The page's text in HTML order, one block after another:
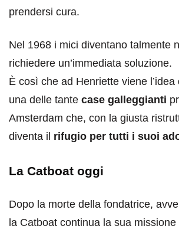
prendersi cura.
Nel 1968 i mici diventano talmente
richiedere un’immediata soluzione.
È così che ad Henriette viene
una delle tante case galleggianti
Amsterdam che, con la giusta
diventa il rifugio per tutti i suoi
La Catboat oggi
Dopo la morte della fondatrice,
la Catboat continua la sua missione